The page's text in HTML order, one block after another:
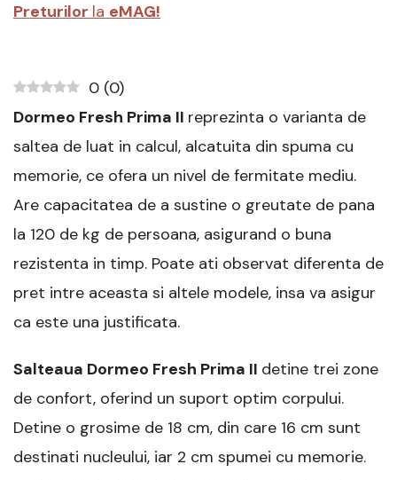
Preturilor la eMAG!
0 (0)
Dormeo Fresh Prima II reprezinta o varianta de
saltea de luat in calcul, alcatuita din spuma cu
memorie, ce ofera un nivel de fermitate mediu.
Are capacitatea de a sustine o greutate de pana
la 120 de kg de persoana, asigurand o buna
rezistenta in timp. Poate ati observat diferenta de
pret intre aceasta si altele modele, insa va asigur
ca este una justificata.
Salteaua Dormeo Fresh Prima II detine trei zone
de confort, oferind un suport optim corpului.
Detine o grosime de 18 cm, din care 16 cm sunt
destinati nucleului, iar 2 cm spumei cu memorie.